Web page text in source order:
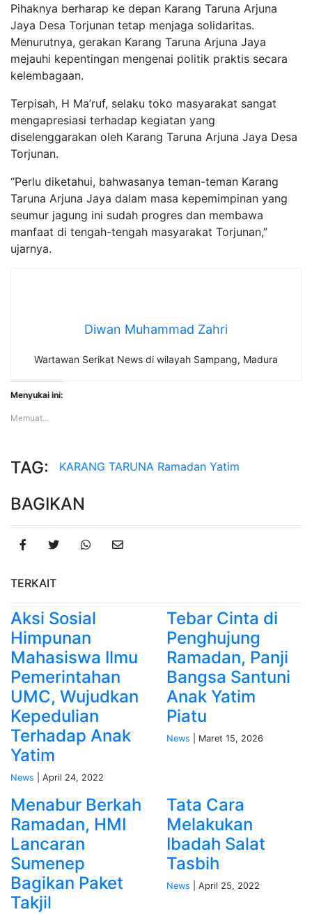
Pihaknya berharap ke depan Karang Taruna Arjuna
Jaya Desa Torjunan tetap menjaga solidaritas.
Menurutnya, gerakan Karang Taruna Arjuna Jaya
mejauhi kepentingan mengenai politik praktis secara
kelembagaan.
Terpisah, H Ma’ruf, selaku toko masyarakat sangat
mengapresiasi terhadap kegiatan yang
diselenggarakan oleh Karang Taruna Arjuna Jaya Desa
Torjunan.
“Perlu diketahui, bahwasanya teman-teman Karang
Taruna Arjuna Jaya dalam masa kepemimpinan yang
seumur jagung ini sudah progres dan membawa
manfaat di tengah-tengah masyarakat Torjunan,”
ujarnya.
Diwan Muhammad Zahri
Wartawan Serikat News di wilayah Sampang, Madura
Menyukai ini:
Memuat...
TAG: KARANG TARUNA Ramadan Yatim
BAGIKAN
TERKAIT
Aksi Sosial
Himpunan
Mahasiswa Ilmu
Pemerintahan
UMC, Wujudkan
Kepedulian
Terhadap Anak
Yatim
News | April 24, 2022
Tebar Cinta di
Penghujung
Ramadan, Panji
Bangsa Santuni
Anak Yatim
Piatu
News | Maret 15, 2026
Menabur Berkah
Ramadan, HMI
Lancaran
Sumenep
Bagikan Paket
Takjil
Tata Cara
Melakukan
Ibadah Salat
Tasbih
News | April 25, 2022